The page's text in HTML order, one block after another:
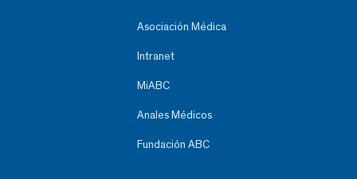
Asociación Médica
Intranet
MiABC
Anales Médicos
Fundación ABC